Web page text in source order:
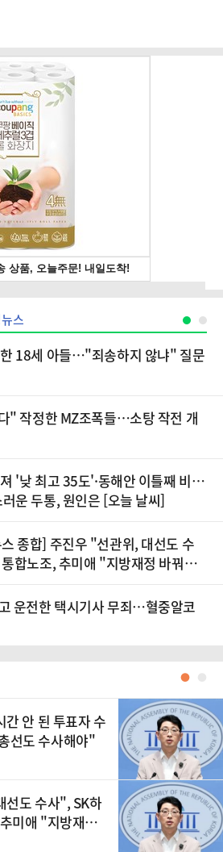
스
18세 아들…"죄송하지 않냐" 질문
" 작정한 MZ조폭들…소탕 작전 개
'낮 최고 35도'·동해안 이틀째 비…
운 두통, 원인은 [오늘 날씨]
종합] 주진우 "선관위, 대선도 수
합노조, 추미애 "지방재정 바꿔
운전한 택시기사 무죄…혈중알코
●
안 된 투표자 수
선도 수사해야"
선도 수사", SK하
미애 "지방재정
달 정리 등